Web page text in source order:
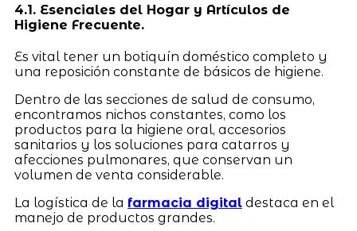
4.1. Esenciales del Hogar y Artículos de
Higiene Frecuente.
Es vital tener un botiquín doméstico completo y
una reposición constante de básicos de higiene.
Dentro de las secciones de salud de consumo,
encontramos nichos constantes, como los
productos para la higiene oral, accesorios
sanitarios y los soluciones para catarros y
afecciones pulmonares, que conservan un
volumen de venta considerable.
La logística de la farmacia digitaldestaca en el
manejo de productos grandes.